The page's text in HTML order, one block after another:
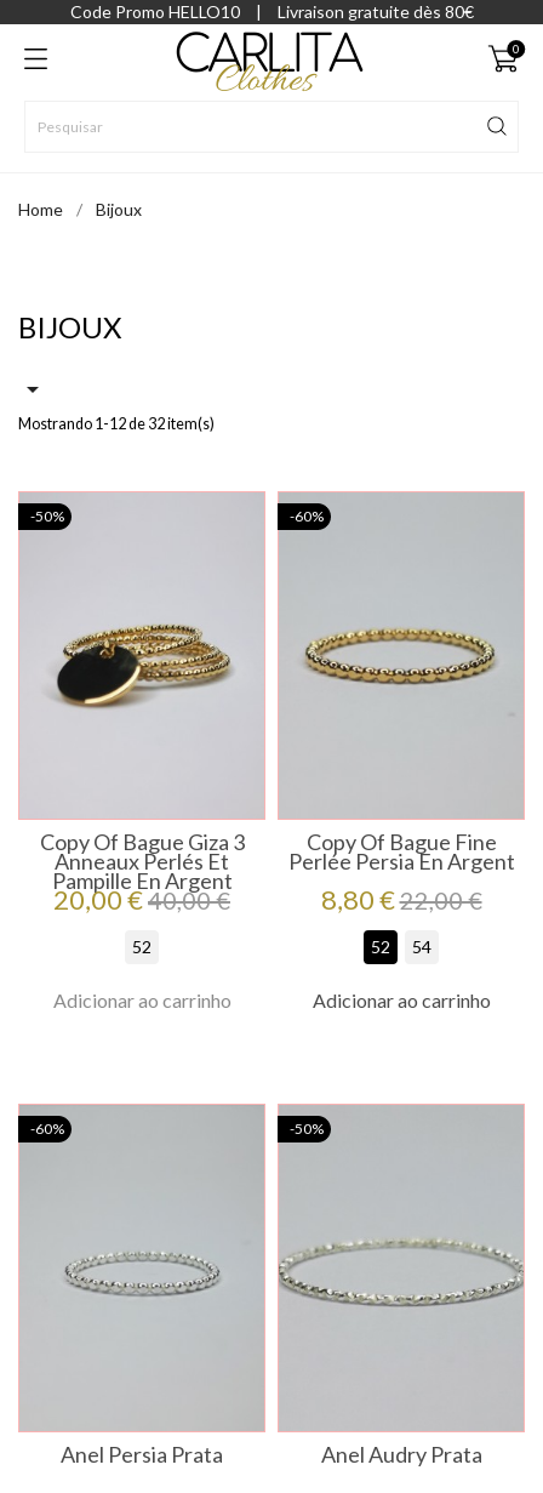
Code Promo HELLO10 | Livraison gratuite dès 80€
0
Home Bijoux
BIJOUX

Mostrando 1-12 de 32 item(s)
Copy Of Bague Giza 3
Anneaux Perlés Et
Pampille En Argent
Preço
20,00 €Preço
regular
40,00 €
52
Adicionar ao carrinho
-50%
Copy Of Bague Fine
Perlée Persia En Argent
Preço
8,80 €Preço
regular
22,00 €
52 54
Adicionar ao carrinho
-60%
Anel Persia Prata
-60%
Anel Audry Prata
-50%